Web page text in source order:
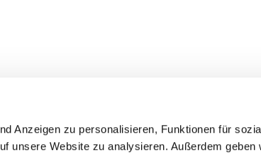
Anzeigen zu personalisieren, Funktionen für
unsere Website zu analysieren. Außerdem geben